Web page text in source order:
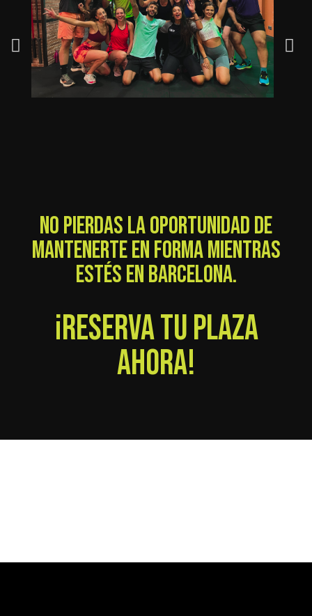
NO PIERDAS LA OPORTUNIDAD DE
MANTENERTE EN FORMA MIENTRAS
ESTÉS EN BARCELONA.
¡RESERVA TU PLAZA
AHORA!